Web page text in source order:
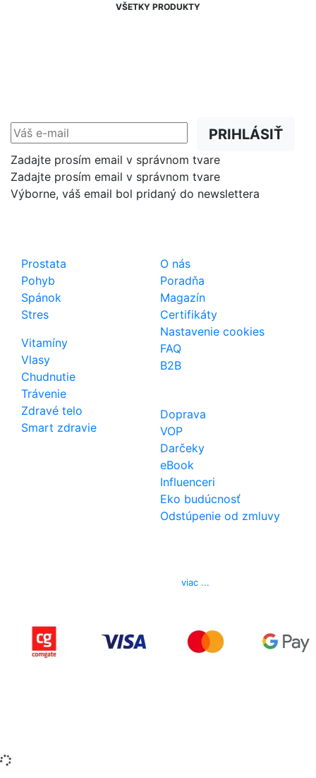
VŠETKY PRODUKTY
PRIHLÁSIŤ
Zadajte prosím email v správnom tvare
Zadajte prosím email v správnom tvare
Výborne, váš email bol pridaný do newslettera
Prostata
Pohyb
Spánok
Stres
Vitamíny
Vlasy
Chudnutie
Trávenie
Zdravé telo
Smart zdravie
O nás
Poradňa
Magazín
Certifikáty
Nastavenie cookies
FAQ
B2B
Doprava
VOP
Darčeky
eBook
Influenceri
Eko budúcnosť
Odstúpenie od zmluvy
viac ...